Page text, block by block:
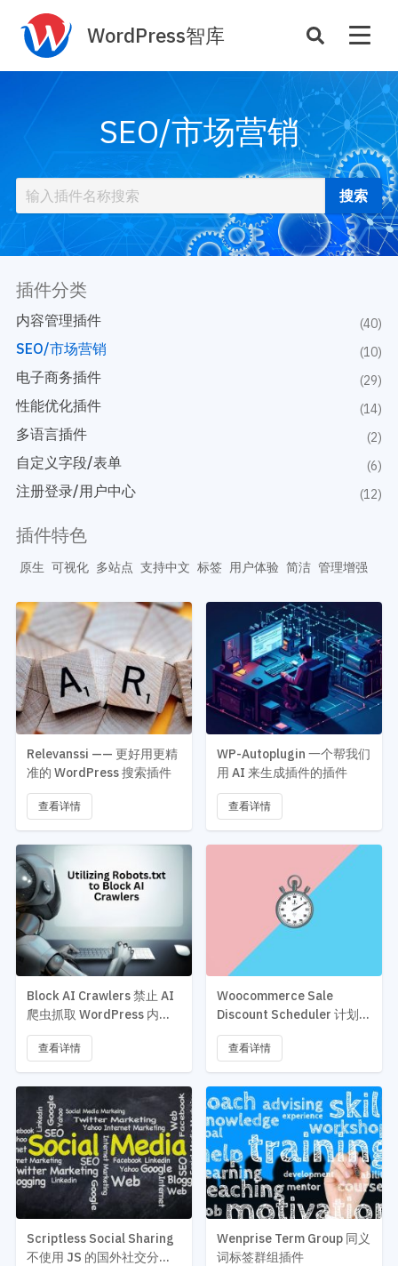
WordPress智库
主机托管
插件开发
性能优化
SEO与全站运营
案例 商店
插件商店
资源
主题推荐
开发教程
主题开发分享
后台开发定制
开发文档手册
WP新闻资讯
SEO/市场营销
插件分类
内容管理插件 (40)
SEO/市场营销 (10)
电子商务插件 (29)
性能优化插件 (14)
多语言插件 (2)
自定义字段/表单 (6)
注册登录/用户中心 (12)
插件特色
原生 可视化 多站点 支持中文 标签 用户体验 简洁 管理增强
Relevanssi —— 更好用更精
准的 WordPress 搜索插件
查看详情
WP-Autoplugin 一个帮我们
用 AI 来生成插件的插件
查看详情
Block AI Crawlers 禁止 AI
爬虫抓取 WordPress 内容
用来训练 AI
查看详情
Woocommerce Sale
Discount Scheduler 计划折
扣插件
查看详情
Scriptless Social Sharing
不使用 JS 的国外社交分享
Wenprise Term Group 同义
词标签群组插件